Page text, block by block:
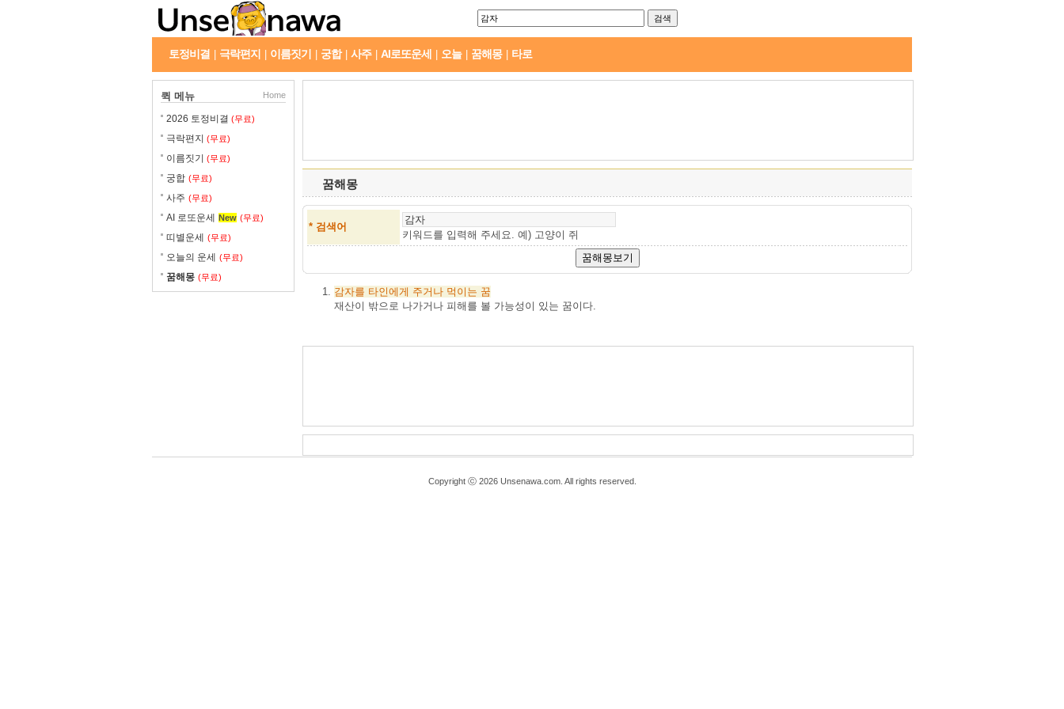
토정비결 극락편지 이름짓기 궁합 사주 AI로또운세 오늘 꿈해몽 타로
퀵 메뉴 Home
2026 토정비결 (무료)
극락편지 (무료)
이름짓기 (무료)
궁합 (무료)
사주 (무료)
AI 로또운세 New (무료)
띠별운세 (무료)
오늘의 운세 (무료)
꿈해몽 (무료)
꿈해몽
* 검색어
키워드를 입력해 주세요. 예) 고양이 쥐
감자를 타인에게 주거나 먹이는 꿈
재산이 밖으로 나가거나 피해를 볼 가능성이 있는 꿈이다.
Copyright ⓒ 2026 Unsenawa.com. All rights reserved.